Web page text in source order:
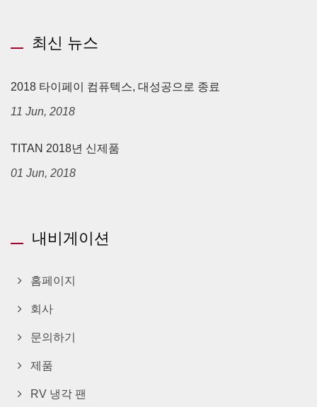
최신 뉴스
2018 타이페이 컴퓨텍스, 대성공으로 종료
11 Jun, 2018
TITAN 2018년 신제품
01 Jun, 2018
내비게이션
홈페이지
회사
문의하기
제품
RV 냉각 팬